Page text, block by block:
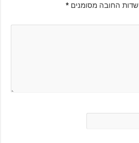
שדות החובה מסומנים*